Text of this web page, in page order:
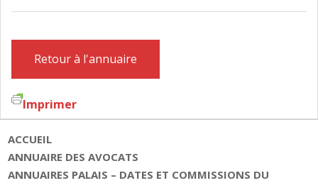
Retour à l'annuaire
Imprimer
ACCUEIL
ANNUAIRE DES AVOCATS
ANNUAIRES PALAIS – DATES ET COMMISSIONS DU